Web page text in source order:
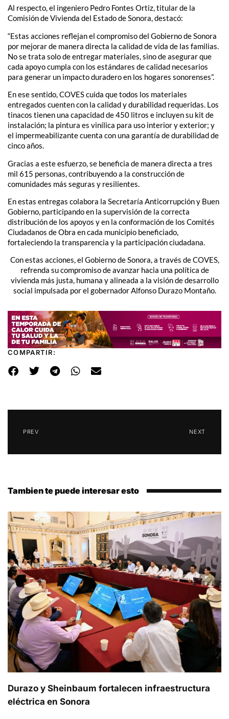
Al respecto, el ingeniero Pedro Fontes Ortiz, titular de la
Comisión de Vivienda del Estado de Sonora, destacó:
“Estas acciones reflejan el compromiso del Gobierno de Sonora
por mejorar de manera directa la calidad de vida de las familias.
No se trata solo de entregar materiales, sino de asegurar que
cada apoyo cumpla con los estándares de calidad necesarios
para generar un impacto duradero en los hogares sonorenses”.
En ese sentido, COVES cuida que todos los materiales
entregados cuenten con la calidad y durabilidad requeridas. Los
tinacos tienen una capacidad de 450 litros e incluyen su kit de
instalación; la pintura es vinílica para uso interior y exterior; y
el impermeabilizante cuenta con una garantía de durabilidad de
cinco años.
Gracias a este esfuerzo, se beneficia de manera directa a tres
mil 615 personas, contribuyendo a la construcción de
comunidades más seguras y resilientes.
En estas entregas colabora la Secretaría Anticorrupción y Buen
Gobierno, participando en la supervisión de la correcta
distribución de los apoyos y en la conformación de los Comités
Ciudadanos de Obra en cada municipio beneficiado,
fortaleciendo la transparencia y la participación ciudadana.
Con estas acciones, el Gobierno de Sonora, a través de COVES,
refrenda su compromiso de avanzar hacia una política de
vivienda más justa, humana y alineada a la visión de desarrollo
social impulsada por el gobernador Alfonso Durazo Montaño.
COMPARTIR:
PREV NEXT
Tambien te puede interesar esto
Durazo y Sheinbaum fortalecen infraestructura
eléctrica en Sonora